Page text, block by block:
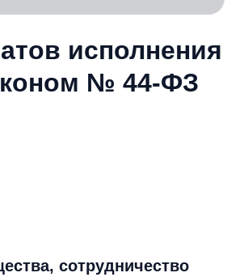
исполнения
№ 44-ФЗ
сотрудничество